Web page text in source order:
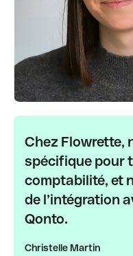
Chez Flowrette,
spécifique pour
comptabilité, et
de l’intégration
Qonto.
Christelle Martin